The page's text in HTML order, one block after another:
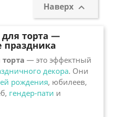
Наверх 
для торта —
праздника
— это эффектный
декора. Они
рождения, юбилеев,
гендер-пати и